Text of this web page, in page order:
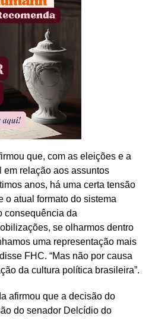
que, com as eleições e a
relação aos assuntos
anos, há uma certa tensão
o atual formato do sistema
consequência da
se olharmos dentro
uma representação mais
FHC. “Mas não por causa
da cultura política brasileira”.
afirmou que a decisão do
do senador Delcídio do